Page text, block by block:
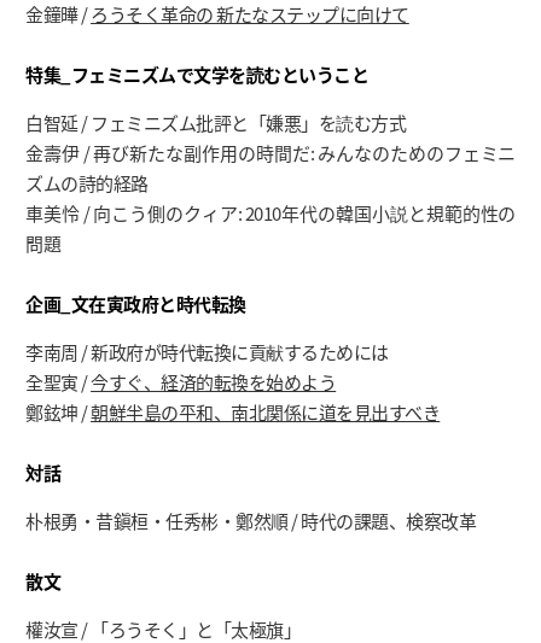
金鐘曄 /ろうそく革命の 新たなステップに向けて
特集_フェミニズムで文学を読むということ
白智延 / フェミニズム批評と「嫌悪」を読む方式
金壽伊 / 再び新たな副作用の時間だ: みんなのためのフェミニ
ズムの詩的経路
車美怜 / 向こう側のクィア: 2010年代の韓国小説と規範的性の
問題
企画_文在寅政府と時代転換
李南周 / 新政府が時代転換に貢献するためには
全聖寅 /今すぐ、経済的転換を始めよう
鄭鉉坤 /朝鮮半島の平和、南北関係に道を見出すべき
対話
朴根勇・昔鎭桓・任秀彬・鄭然順 / 時代の課題、検察改革
散文
權汝宣 / 「ろうそく」と「太極旗」